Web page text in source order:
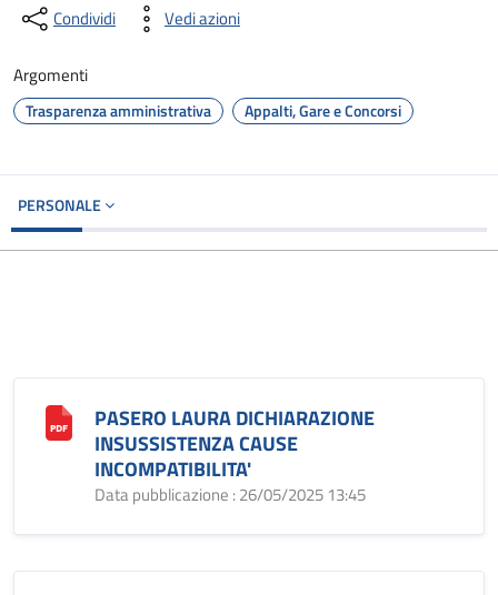
Condividi Vedi azioni
Argomenti
Trasparenza amministrativa Appalti, Gare e Concorsi
PERSONALE
PASERO LAURA DICHIARAZIONE
INSUSSISTENZA CAUSE
INCOMPATIBILITA'
Data pubblicazione : 26/05/2025 13:45